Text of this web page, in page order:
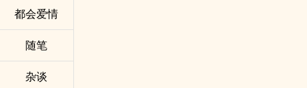
都会爱情
随笔
杂谈